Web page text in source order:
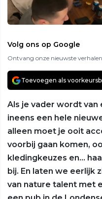
Volg ons op Google
Ontvang onze nieuwste
Toevoegen als
Als je vader wordt
ineens een hele
alleen moet je ooit
voorbij gaan komen,
kledingkeuzes en…
bij. En laten we eerlijk
van nature talent met